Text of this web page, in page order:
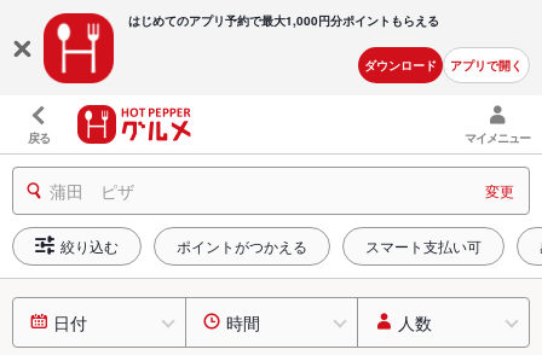
はじめてのアプリ予約で最大1,000円分ポイントもらえる
ダウンロード アプリで開く
戻る マイメニュー
蒲田 ピザ 変更
絞り込む ポイントがつかえる スマート支払い可
日付 時間 人数